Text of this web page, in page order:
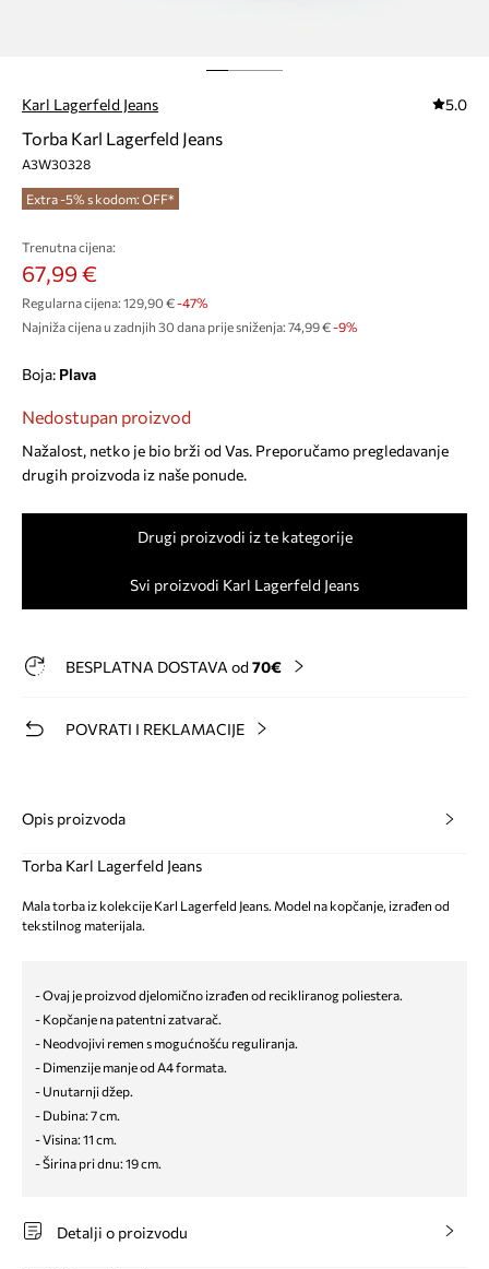
Karl Lagerfeld Jeans 5.0
Torba Karl Lagerfeld Jeans
A3W30328
Extra -5% s kodom: OFF*
Trenutna cijena:
67,99 €
Regularna cijena: 129,90 €-47%
Najniža cijena u zadnjih 30 dana prije sniženja: 74,99 € -9%
Boja: plava
Nedostupan proizvod
Nažalost, netko je bio brži od Vas. Preporučamo pregledavanje
drugih proizvoda iz naše ponude.
Drugi proizvodi iz te kategorije
Svi proizvodi Karl Lagerfeld Jeans
BESPLATNA DOSTAVA od 70€
POVRATI I REKLAMACIJE
Opis proizvoda
Torba Karl Lagerfeld Jeans
Mala torba iz kolekcije Karl Lagerfeld Jeans. Model na kopčanje, izrađen od
tekstilnog materijala.
- Ovaj je proizvod djelomično izrađen od recikliranog poliestera.
- Kopčanje na patentni zatvarač.
- Neodvojivi remen s mogućnošću reguliranja.
- Dimenzije manje od A4 formata.
- Unutarnji džep.
- Dubina: 7 cm.
- Visina: 11 cm.
- Širina pri dnu: 19 cm.
Detalji o proizvodu